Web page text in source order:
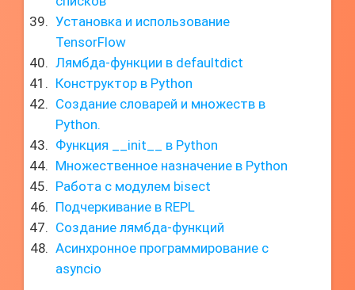
Установка и использование
TensorFlow
Лямбда-функции в defaultdict
Конструктор в Python
Создание словарей и множеств в
Python.
Функция __init__ в Python
Множественное назначение в Python
Работа с модулем bisect
Подчеркивание в REPL
Создание лямбда-функций
Асинхронное программирование с
asyncio